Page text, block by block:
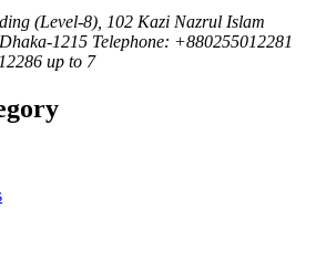
(Level-8), 102 Kazi Nazrul Islam
1215 Telephone: +880255012281
up to 7